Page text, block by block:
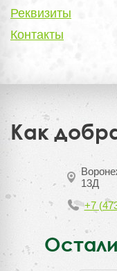
Реквизиты
Контакты
Как
13Д
+7